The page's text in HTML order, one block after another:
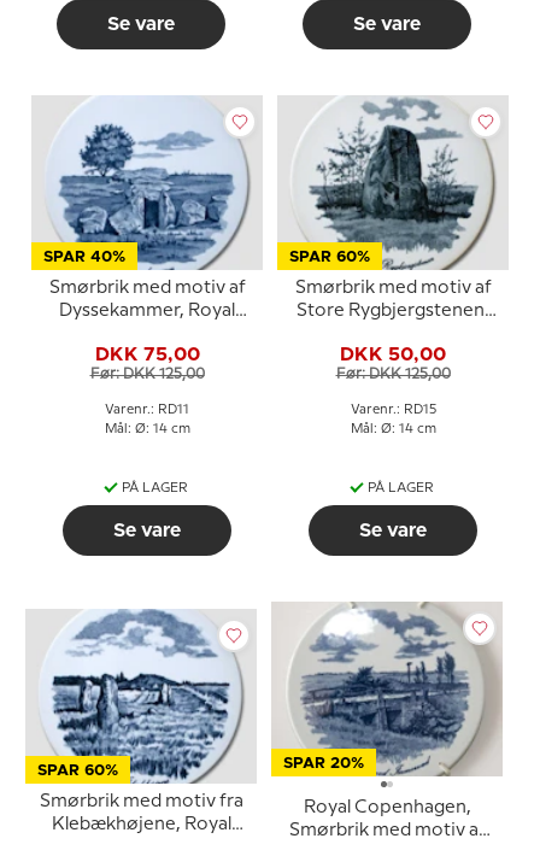
Se vare Se vare
SPAR 40%
Smørbrik med motiv af
Dyssekammer, Royal
DKK 75,00
Før: DKK 125,00
Varenr.: RD11
Mål: Ø: 14 cm
PÅ LAGER
Se vare
SPAR 60%
Smørbrik med motiv af
Store Rygbjergstenen,
DKK 50,00
Før: DKK 125,00
Varenr.: RD15
Mål: Ø: 14 cm
PÅ LAGER
Se vare
SPAR 60%
Smørbrik med motiv fra
Klebækhøjene, Royal
SPAR 20%
Royal Copenhagen,
Smørbrik med motiv af